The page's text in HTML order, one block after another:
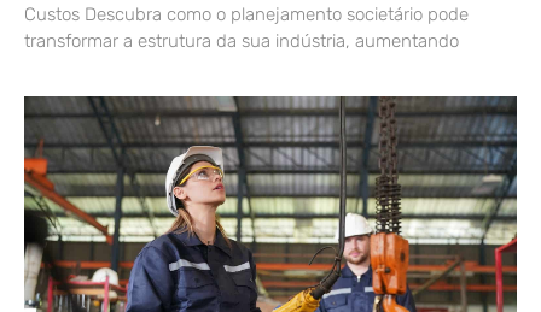
Custos Descubra como o planejamento societário pode
transformar a estrutura da sua indústria, aumentando